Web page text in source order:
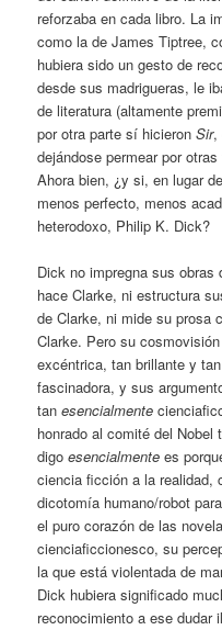
reforzaba en cada libro. La
como la de James Tiptree,
hubiera sido un gesto de
desde sus madrigueras, le
de literatura (altamente
por otra parte sí hicieronSir,
dejándose permear por
Ahora bien, ¿y si, en lugar
menos perfecto, menos
heterodoxo, Philip K. Dick?
Dick no impregna sus
hace Clarke, ni estructura
de Clarke, ni mide su prosa
Clarke. Pero su
excéntrica, tan brillante y
fascinadora, y sus
tanesencialmente
honrado al comité del
digoesencialmentees
ciencia ficción a la realidad,
dicotomía humano/robot
el puro corazón de las
cienciaficcionesco, su
la que está violentada de
Dick hubiera significado
reconocimiento a ese dudar